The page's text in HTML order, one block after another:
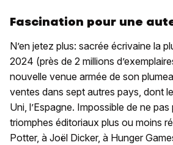
Fascination pour une
N’en jetez plus: sacrée écrivaine la
2024 (près de 2 millions
nouvelle venue armée de son
ventes dans sept autres pays, dont
Uni, l’Espagne. Impossible de ne
triomphes éditoriaux plus ou moins
Potter, à Joël Dicker, à Hunger